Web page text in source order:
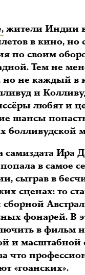
жители Индии
в кино, но
по своим
Тем не
но не каждый в
и
любят и
шансы
болливудской
самиздата
в самое
сыграв в
сценах: то
фонарей. В
в фильм
и масштабной
что
«гоанских».